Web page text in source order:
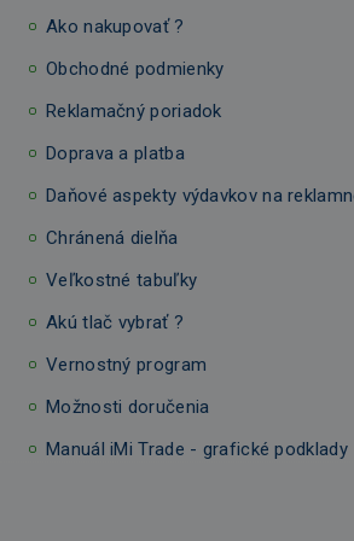
Ako nakupovať ?
Obchodné podmienky
Reklamačný poriadok
Doprava a platba
Daňové aspekty výdavkov na
Chránená dielňa
Veľkostné tabuľky
Akú tlač vybrať ?
Vernostný program
Možnosti doručenia
Manuál iMi Trade - grafické podklady